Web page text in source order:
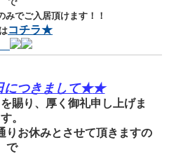
みでご入居頂けます！！
コチラ★
つきまして★★
賜り、厚く御礼申し上げま
す。
りお休みとさせて頂きますの
で